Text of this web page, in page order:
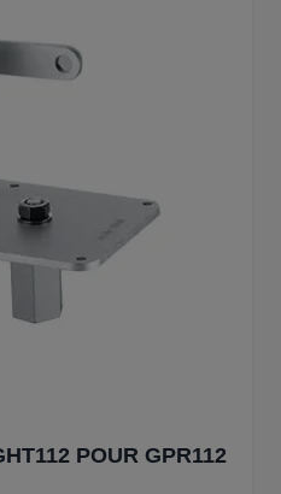
POUR GPR112